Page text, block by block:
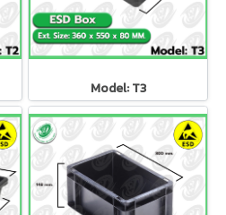
Model: T3